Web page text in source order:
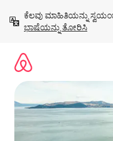
ಹೋಗಿ
ಕೆಲವು ಮಾಹಿತಿಯನ್ನು
ಭಾಷೆಯನ್ನು ತೋರಿಸಿ